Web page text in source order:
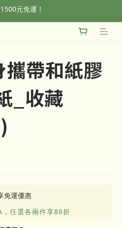
元免運！
元免運！
碼NEWFROG，滿800現折50
帶和紙膠
_收藏
免運優惠
任選各兩件享88折